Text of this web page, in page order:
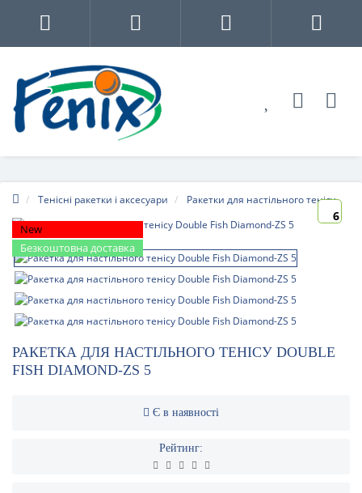
Тенісні ракетки і аксесуари Ракетки для настільного тенісу
New
Безкоштовна доставка
6
РАКЕТКА ДЛЯ НАСТІЛЬНОГО ТЕНІСУ DOUBLE
FISH DIAMOND-ZS 5
Є в наявності
Рейтинг: